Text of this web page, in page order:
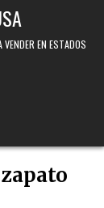
EN ESTADOS